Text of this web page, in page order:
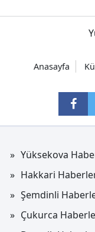
Anasayfa
Yüksekova
Hakkari
Şemdinli
Çukurca